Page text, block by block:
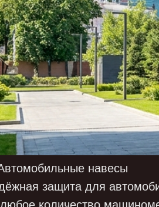
навесы
защита для